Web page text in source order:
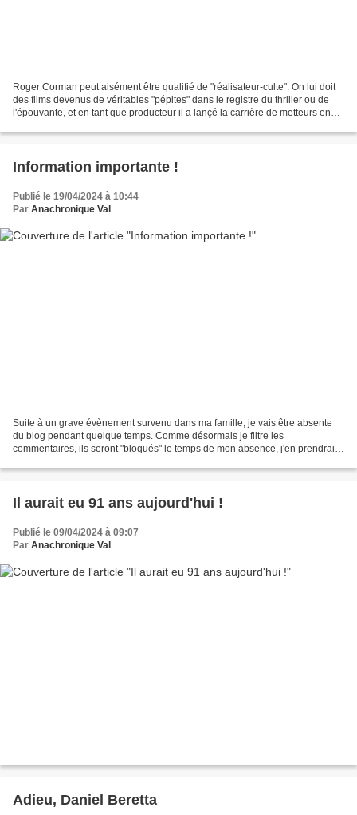
Roger Corman peut aisément être qualifié de "réalisateur-culte". On lui doit
des films devenus de véritables "pépites" dans le registre du thriller ou de
l'épouvante, et en tant que producteur il a lançé la carrière de metteurs en
Information importante !
Publié le 19/04/2024 à 10:44
Par Anachronique Val
Suite à un grave évènement survenu dans ma famille, je vais être absente
du blog pendant quelque temps. Comme désormais je filtre les
commentaires, ils seront "bloqués" le temps de mon absence, j'en prendrais
Il aurait eu 91 ans aujourd'hui !
Publié le 09/04/2024 à 09:07
Par Anachronique Val
Adieu, Daniel Beretta